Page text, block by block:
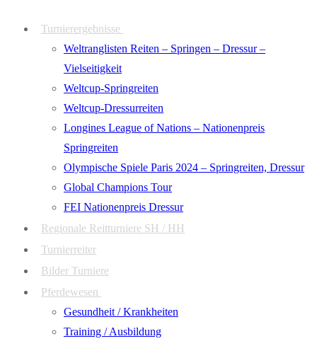
Turnierergebnisse
Weltranglisten Reiten – Springen – Dressur –
Vielseitigkeit
Weltcup-Springreiten
Weltcup-Dressurreiten
Longines League of Nations – Nationenpreis
Springreiten
Olympische Spiele Paris 2024 – Springreiten, Dressur
Global Champions Tour
FEI Nationenpreis Dressur
Regionale Reitturniere SH / HH
Turnierreiter
Bilder Turniere
Pferdewesen
Gesundheit / Krankheiten
Training / Ausbildung